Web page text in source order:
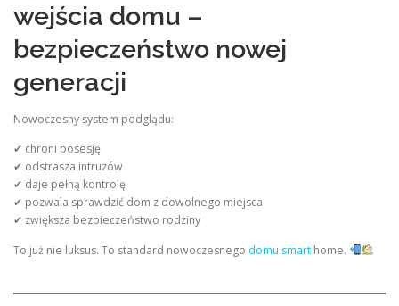
wejścia domu –
bezpieczeństwo nowej
generacji
Nowoczesny system podglądu:
✔ chroni posesję
✔ odstrasza intruzów
✔ daje pełną kontrolę
✔ pozwala sprawdzić dom z dowolnego miejsca
✔ zwiększa bezpieczeństwo rodziny
To już nie luksus. To standard nowoczesnego domu smart home.